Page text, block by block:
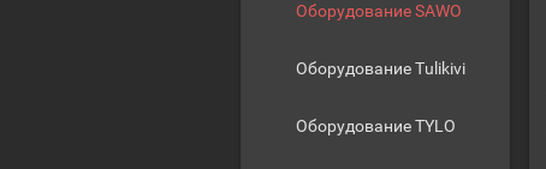
Оборудование SAWO
Оборудование Tulikivi
Оборудование TYLO